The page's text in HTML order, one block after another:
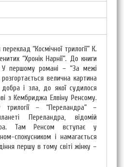
“Космічної трилогії” К.
“Хронік Нарнії”. До книги
першому романі – “За межі
велична картина
добра і зла, до якої судилося
з Кембриджа Елвіну Ренсому.
трилогії – “Переландра” –
Переландра, відомій
Там Ренсом вступає у
спокусником і намагається
першу в тому світі жінку –